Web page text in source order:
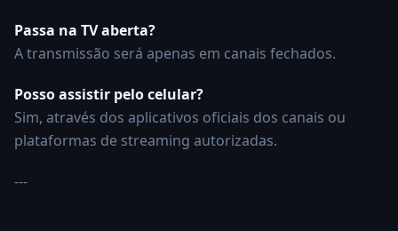
Passa na TV aberta?
A transmissão será apenas em canais fechados.
Posso assistir pelo celular?
Sim, através dos aplicativos oficiais dos canais ou
plataformas de streaming autorizadas.
---